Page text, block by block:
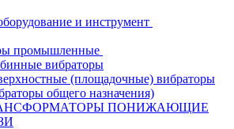
и инструмент
промышленные
вибраторы
(площадочные) вибраторы
общего назначения)
ПОНИЖАЮЩИЕ